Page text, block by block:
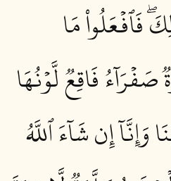
فَٱفۡعَلُواْ مَا
صَفۡرَآءُ فَاقِعٞ لَّوۡنُهَا
وَإِنَّآ إِن شَآءَ ٱللَّهُ